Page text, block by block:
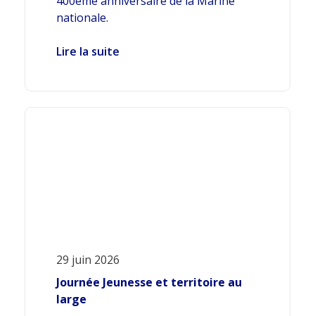
nationale.
Lire la suite
29 juin 2026
Journée Jeunesse et territoire au
large